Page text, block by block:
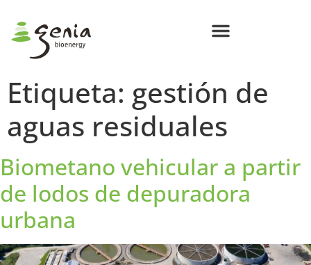
Etiqueta: gestión de
aguas residuales
Biometano vehicular a partir
de lodos de depuradora
urbana